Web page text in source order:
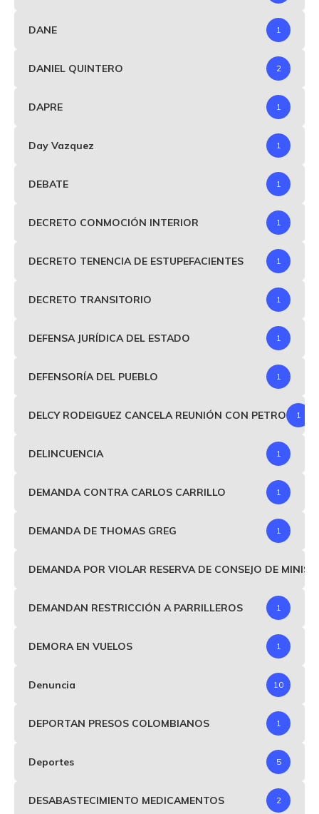
DANE 1
DANIEL QUINTERO 2
DAPRE 1
Day Vazquez 1
DEBATE 1
DECRETO CONMOCIÓN INTERIOR 1
DECRETO TENENCIA DE ESTUPEFACIENTES 1
DECRETO TRANSITORIO 1
DEFENSA JURÍDICA DEL ESTADO 1
DEFENSORÍA DEL PUEBLO 1
DELCY RODEIGUEZ CANCELA REUNIÓN CON PETRO 1
DELINCUENCIA 1
DEMANDA CONTRA CARLOS CARRILLO 1
DEMANDA DE THOMAS GREG 1
DEMANDA POR VIOLAR RESERVA DE CONSEJO DE
DEMANDAN RESTRICCIÓN A PARRILLEROS 1
DEMORA EN VUELOS 1
Denuncia 10
DEPORTAN PRESOS COLOMBIANOS 1
Deportes 5
DESABASTECIMIENTO MEDICAMENTOS 2